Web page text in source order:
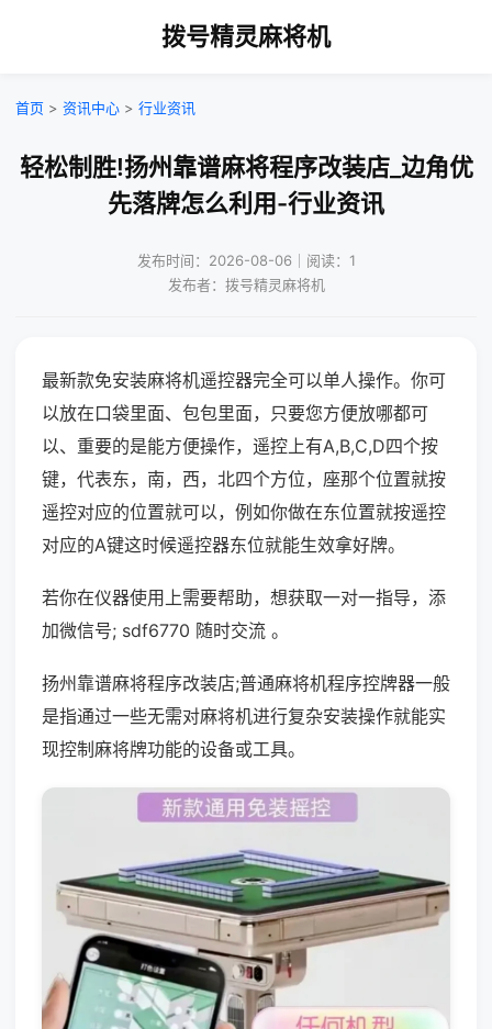
拨号精灵麻将机
首页 > 资讯中心 > 行业资讯
轻松制胜!扬州靠谱麻将程序改装店_边角优
先落牌怎么利用-行业资讯
发布时间：2026-08-06｜阅读：1
发布者：拨号精灵麻将机
最新款免安装麻将机遥控器完全可以单人操作。你可
以放在口袋里面、包包里面，只要您方便放哪都可
以、重要的是能方便操作，遥控上有A,B,C,D四个按
键，代表东，南，西，北四个方位，座那个位置就按
遥控对应的位置就可以，例如你做在东位置就按遥控
对应的A键这时候遥控器东位就能生效拿好牌。
若你在仪器使用上需要帮助，想获取一对一指导，添
加微信号; sdf6770 随时交流 。
扬州靠谱麻将程序改装店;普通麻将机程序控牌器一般
是指通过一些无需对麻将机进行复杂安装操作就能实
现控制麻将牌功能的设备或工具。